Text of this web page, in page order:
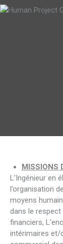
MISSIONS
L’Ingénieur en
l’organisation
moyens
dans le
financiers,
intérimaires et/